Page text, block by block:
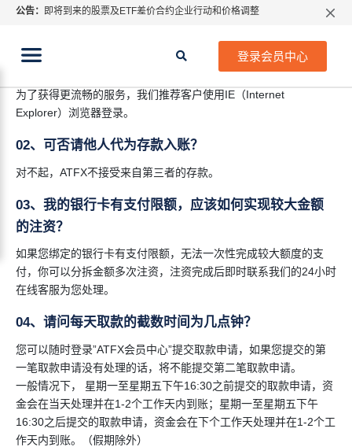
公告： 即将到来的股票及ETF差价合约企业行动和价格调整
ATFX呼吁推进金融市场合规、安全、有序、良性发展
登录会员中心
01、 如何存入资金到我的交易账户？
为了获得更流畅的服务，我们推荐客户使用IE（Internet
Explorer）浏览器登录。
02、可否请他人代为存款入账？
对不起，ATFX不接受来自第三者的存款。
03、我的银行卡有支付限额，应该如何实现较大金额
的注资？
如果您绑定的银行卡有支付限额，无法一次性完成较大额度的支
付，你可以分拆金额多次注资，注资完成后即时联系我们的24小时
在线客服为您处理。
04、请问每天取款的截数时间为几点钟？
您可以随时登录”ATFX会员中心”提交取款申请，如果您提交的第
一笔取款申请没有处理的话，将不能提交第二笔取款申请。
一般情况下， 星期一至星期五下午16:30之前提交的取款申请，资
金会在当天处理并在1-2个工作天内到账；星期一至星期五下午
16:30之后提交的取款申请，资金会在下个工作天处理并在1-2个工
作天内到账。（假期除外）